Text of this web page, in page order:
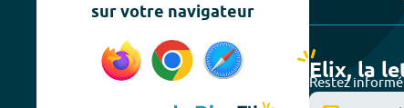
sur votre navigateur
Elix, la
Restez